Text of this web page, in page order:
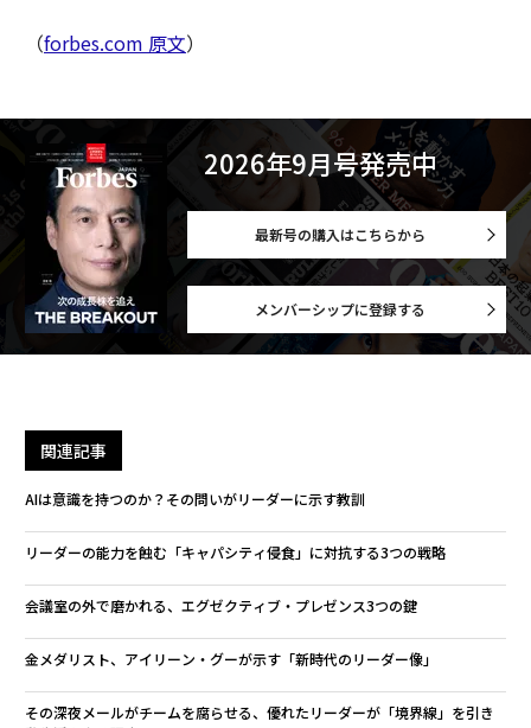
（forbes.com 原文）
2026年9月号発売中
最新号の購入はこちらから
メンバーシップに登録する
関連記事
AIは意識を持つのか？その問いがリーダーに示す教訓
リーダーの能力を蝕む「キャパシティ侵食」に対抗する3つの戦略
会議室の外で磨かれる、エグゼクティブ・プレゼンス3つの鍵
金メダリスト、アイリーン・グーが示す「新時代のリーダー像」
その深夜メールがチームを腐らせる、優れたリーダーが「境界線」を引き